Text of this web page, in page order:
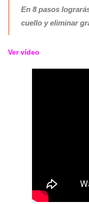
En 8 pasos
cuello y eliminar
Ver vídeo